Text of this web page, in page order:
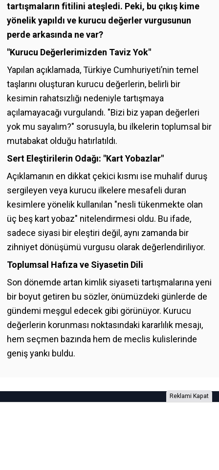
tartışmaların fitilini ateşledi. Peki, bu çıkış kime
yönelik yapıldı ve kurucu değerler vurgusunun
perde arkasında ne var?
"Kurucu Değerlerimizden Taviz Yok"
Yapılan açıklamada, Türkiye Cumhuriyeti’nin temel
taşlarını oluşturan kurucu değerlerin, belirli bir
kesimin rahatsızlığı nedeniyle tartışmaya
açılamayacağı vurgulandı. "Bizi biz yapan değerleri
yok mu sayalım?" sorusuyla, bu ilkelerin toplumsal bir
mutabakat olduğu hatırlatıldı.
Sert Eleştirilerin Odağı: "Kart Yobazlar"
Açıklamanın en dikkat çekici kısmı ise muhalif duruş
sergileyen veya kurucu ilkelere mesafeli duran
kesimlere yönelik kullanılan "nesli tükenmekte olan
üç beş kart yobaz" nitelendirmesi oldu. Bu ifade,
sadece siyasi bir eleştiri değil, aynı zamanda bir
zihniyet dönüşümü vurgusu olarak değerlendiriliyor.
Toplumsal Hafıza ve Siyasetin Dili
Son dönemde artan kimlik siyaseti tartışmalarına yeni
bir boyut getiren bu sözler, önümüzdeki günlerde de
gündemi meşgul edecek gibi görünüyor. Kurucu
değerlerin korunması noktasındaki kararlılık mesajı,
hem seçmen bazında hem de meclis kulislerinde
geniş yankı buldu.
Reklami Kapat